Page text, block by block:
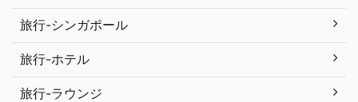
旅行-シンガポール
旅行-ホテル
旅行-ラウンジ